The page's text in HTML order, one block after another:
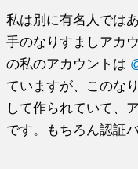
私は別に有名人では
手のなりすましアカ
の私のアカウントは
ていますが、このな
して作られていて、
です。もちろん認証